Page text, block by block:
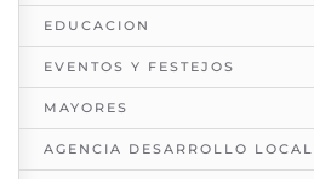
EDUCACION
EVENTOS Y FESTEJOS
MAYORES
AGENCIA DESARROLLO LOCAL